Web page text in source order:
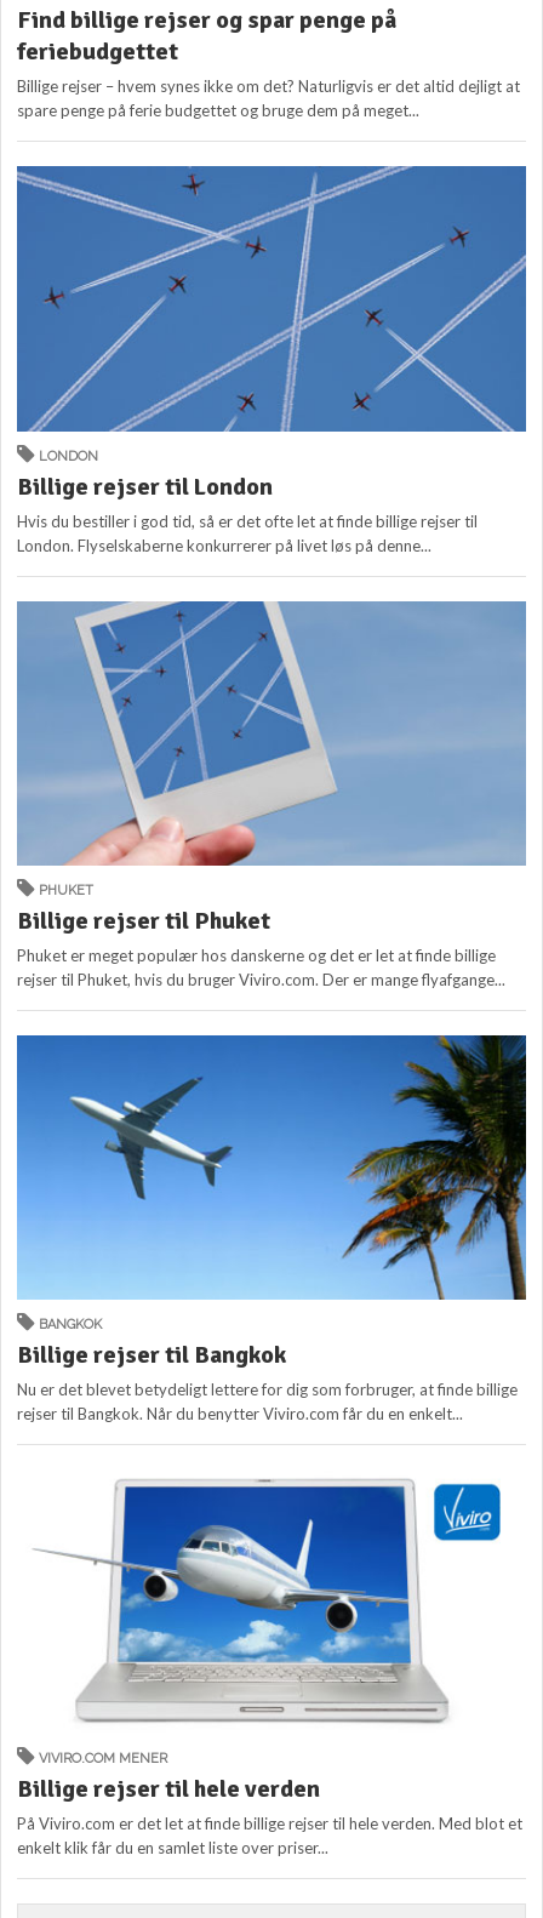
Find billige rejser og spar penge på
feriebudgettet
Billige rejser – hvem synes ikke om det? Naturligvis er det altid dejligt at
spare penge på ferie budgettet og bruge dem på meget...
LONDON
Billige rejser til London
Hvis du bestiller i god tid, så er det ofte let at finde billige rejser til
London. Flyselskaberne konkurrerer på livet løs på denne...
PHUKET
Billige rejser til Phuket
Phuket er meget populær hos danskerne og det er let at finde billige
rejser til Phuket, hvis du bruger Viviro.com. Der er mange flyafgange...
BANGKOK
Billige rejser til Bangkok
Nu er det blevet betydeligt lettere for dig som forbruger, at finde billige
rejser til Bangkok. Når du benytter Viviro.com får du en enkelt...
VIVIRO.COM MENER
Billige rejser til hele verden
På Viviro.com er det let at finde billige rejser til hele verden. Med blot et
enkelt klik får du en samlet liste over priser...